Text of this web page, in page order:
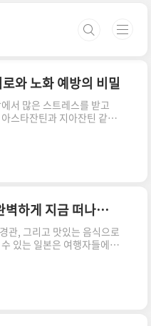
와 노화 예방의 비밀
서 많은 스트레스를 받고
스타잔틴과 지아잔틴 같은
다. 이 블로그에서는 이
그 비밀을 알아보도록 하겠
스타잔틴은 자연에서 찾
로 해양 생물인 연어, 새우,
은 매우 중요한 역할을 합
겪는 문제 중 하나입니다.
기기 사용으..
일본여행 패키지로 한 번에 완벽하게 지금 떠나보세요
관, 그리고 맛있는 음식으로
있는 일본은 여행자들에게
행을 통해 일본의 다양한
로그에서는 일본여행 패
. 일본여행 패키지의 장
러모로 유리합니다. 첫째,